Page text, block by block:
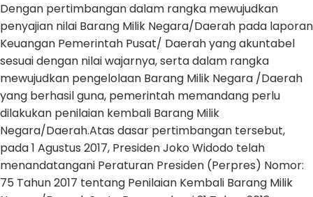
Dengan pertimbangan dalam rangka mewujudkan
penyajian nilai Barang Milik Negara/Daerah pada laporan
Keuangan Pemerintah Pusat/ Daerah yang akuntabel
sesuai dengan nilai wajarnya, serta dalam rangka
mewujudkan pengelolaan Barang Milik Negara /Daerah
yang berhasil guna, pemerintah memandang perlu
dilakukan penilaian kembali Barang Milik
Negara/Daerah.Atas dasar pertimbangan tersebut,
pada 1 Agustus 2017, Presiden Joko Widodo telah
menandatangani Peraturan Presiden (Perpres) Nomor:
75 Tahun 2017 tentang Penilaian Kembali Barang Milik